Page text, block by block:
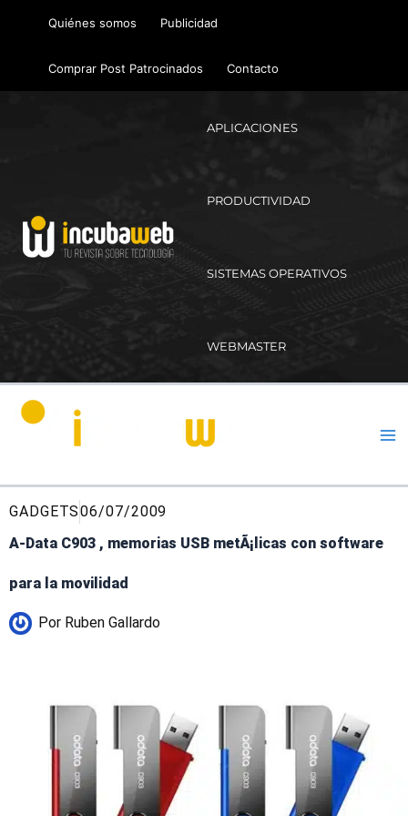
Quiénes somos Publicidad
Comprar Post Patrocinados Contacto
APLICACIONES
PRODUCTIVIDAD
SISTEMAS OPERATIVOS
WEBMASTER
GADGETS06/07/2009
A-Data C903 , memorias USB metÃ¡licas con software
para la movilidad
Por Ruben Gallardo